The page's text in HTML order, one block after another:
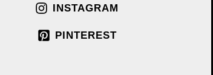
INSTAGRAM
PINTEREST